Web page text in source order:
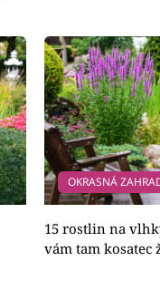
OKRASNÁ
15 rostlin na
vám tam